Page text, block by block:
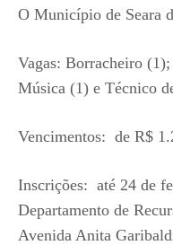
O Município de Seara
Vagas: Borracheiro
Música (1) e Técnico
Vencimentos: de R$
Inscrições: até 24 de
Departamento de
Avenida Anita